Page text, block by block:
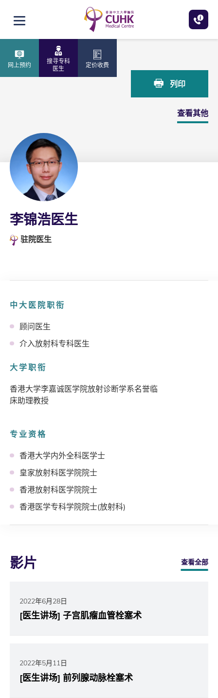
打开选单
网上预约
搜寻专科
医生
定价收费
主页 李锦浩医生
列印
查看其他
李锦浩医生
驻院医生
中大医院职衔
顾问医生
介入放射科专科医生
大学职衔
香港大学李嘉诚医学院放射诊断学系名誉临
床助理教授
专业资格
香港大学内外全科医学士
皇家放射科医学院院士
香港放射科医学院院士
香港医学专科学院院士(放射科)
影片 查看全部
2022年6月28日
[医生讲场] 子宫肌瘤血管栓塞术
2022年5月11日
[医生讲场] 前列腺动脉栓塞术